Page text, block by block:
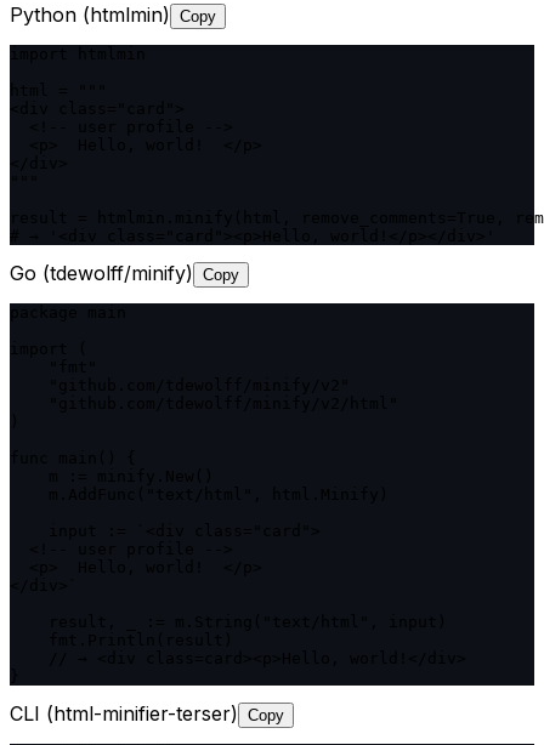
Python (htmlmin) Copy
result = htmlmin.minify(html, remove_comments=True,
Go (tdewolff/minify) Copy
CLI (html-minifier-terser) Copy